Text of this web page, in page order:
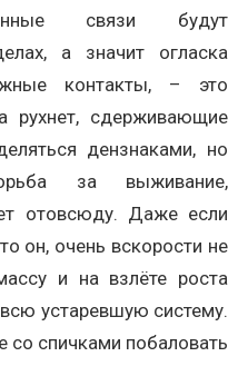
связи будут
а значит огласка
контакты, – это
рухнет, сдерживающие
дензнаками, но
за выживание,
отовсюду. Даже если
он, очень вскорости не
и на взлёте роста
устаревшую систему.
со спичками побаловать